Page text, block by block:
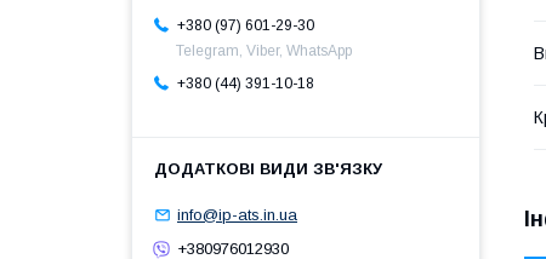
+380 (97) 601-29-30
Telegram, Viber, WhatsApp
+380 (44) 391-10-18
info@ip-ats.in.ua
+380976012930